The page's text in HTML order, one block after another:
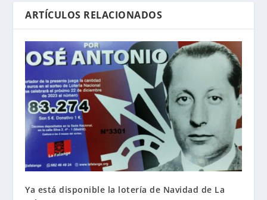
ARTÍCULOS RELACIONADOS
Ya está disponible la lotería de Navidad de La